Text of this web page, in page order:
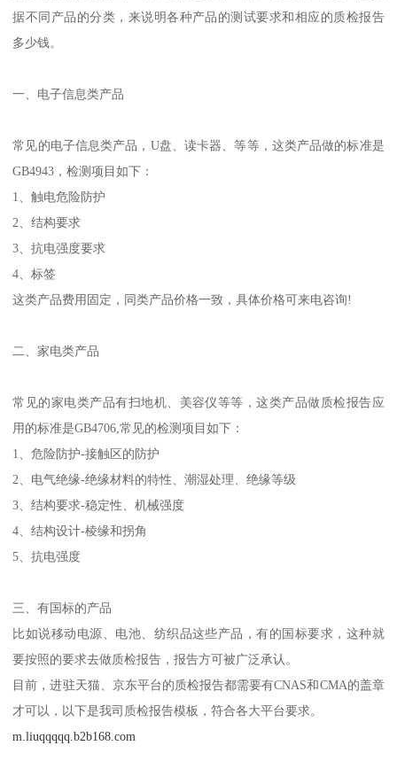
据不同产品的分类，来说明各种产品的测试要求和相应的质检报告
多少钱。
一、电子信息类产品
常见的电子信息类产品，U盘、读卡器、等等，这类产品做的标准是
GB4943，检测项目如下：
1、触电危险防护
2、结构要求
3、抗电强度要求
4、标签
这类产品费用固定，同类产品价格一致，具体价格可来电咨询!
二、家电类产品
常见的家电类产品有扫地机、美容仪等等，这类产品做质检报告应
用的标准是GB4706,常见的检测项目如下：
1、危险防护-接触区的防护
2、电气绝缘-绝缘材料的特性、潮湿处理、绝缘等级
3、结构要求-稳定性、机械强度
4、结构设计-棱缘和拐角
5、抗电强度
三、有国标的产品
比如说移动电源、电池、纺织品这些产品，有的国标要求，这种就
要按照的要求去做质检报告，报告方可被广泛承认。
目前，进驻天猫、京东平台的质检报告都需要有CNAS和CMA的盖章
才可以，以下是我司质检报告模板，符合各大平台要求。
m.liuqqqqq.b2b168.com